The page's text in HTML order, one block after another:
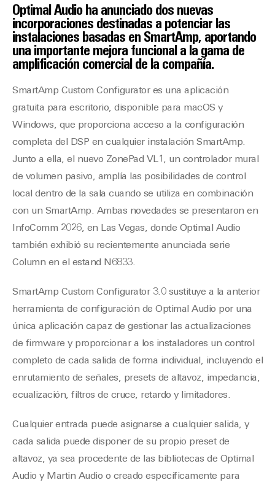
Optimal Audio ha anunciado dos nuevas
incorporaciones destinadas a potenciar las
instalaciones basadas en SmartAmp, aportando
una importante mejora funcional a la gama de
amplificación comercial de la compañía.
SmartAmp Custom Configurator es una aplicación
gratuita para escritorio, disponible para macOS y
Windows, que proporciona acceso a la configuración
completa del DSP en cualquier instalación SmartAmp.
Junto a ella, el nuevo ZonePad VL1, un controlador mural
de volumen pasivo, amplía las posibilidades de control
local dentro de la sala cuando se utiliza en combinación
con un SmartAmp. Ambas novedades se presentaron en
InfoComm 2026, en Las Vegas, donde Optimal Audio
también exhibió su recientemente anunciada serie
Column en el estand N6833.
SmartAmp Custom Configurator 3.0 sustituye a la anterior
herramienta de configuración de Optimal Audio por una
única aplicación capaz de gestionar las actualizaciones
de firmware y proporcionar a los instaladores un control
completo de cada salida de forma individual, incluyendo el
enrutamiento de señales, presets de altavoz, impedancia,
ecualización, filtros de cruce, retardo y limitadores.
Cualquier entrada puede asignarse a cualquier salida, y
cada salida puede disponer de su propio preset de
altavoz, ya sea procedente de las bibliotecas de Optimal
Audio y Martin Audio o creado específicamente para